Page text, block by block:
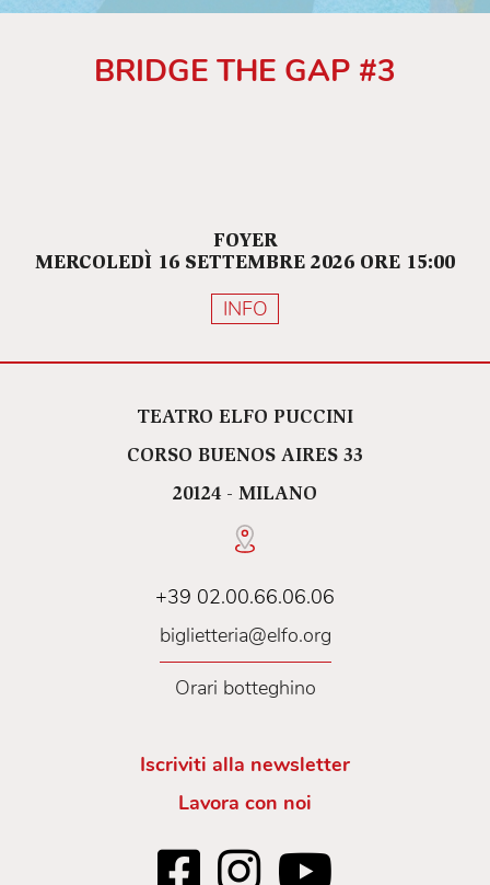
BRIDGE THE GAP #3
FOYER
MERCOLEDÌ 16 SETTEMBRE 2026 ORE 15:00
INFO
TEATRO ELFO PUCCINI
CORSO BUENOS AIRES 33
20124 - MILANO
+39 02.00.66.06.06
biglietteria@elfo.org
Orari botteghino
Iscriviti alla newsletter
Lavora con noi